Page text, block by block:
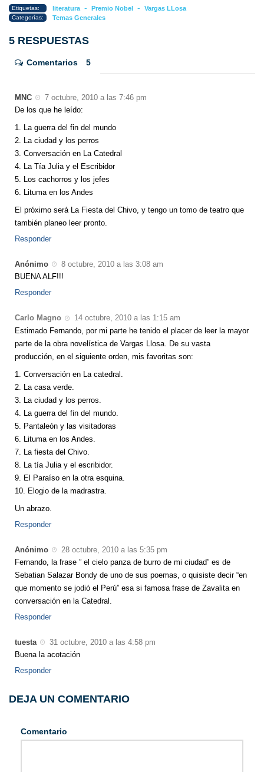
Etiquetas: literatura - Premio Nobel - Vargas LLosa
Categorías: Temas Generales
5 RESPUESTAS
Comentarios 5
MNC
7 octubre, 2010 a las 7:46 pm
De los que he leído:
1. La guerra del fin del mundo
2. La ciudad y los perros
3. Conversación en La Catedral
4. La Tía Julia y el Escribidor
5. Los cachorros y los jefes
6. Lituma en los Andes
El próximo será La Fiesta del Chivo, y tengo un tomo de teatro que
también planeo leer pronto.
Responder
Anónimo
8 octubre, 2010 a las 3:08 am
BUENA ALF!!!
Responder
Carlo Magno
14 octubre, 2010 a las 1:15 am
Estimado Fernando, por mi parte he tenido el placer de leer la mayor
parte de la obra novelística de Vargas Llosa. De su vasta
producción, en el siguiente orden, mis favoritas son:
1. Conversación en La catedral.
2. La casa verde.
3. La ciudad y los perros.
4. La guerra del fin del mundo.
5. Pantaleón y las visitadoras
6. Lituma en los Andes.
7. La fiesta del Chivo.
8. La tía Julia y el escribidor.
9. El Paraíso en la otra esquina.
10. Elogio de la madrastra.
Un abrazo.
Responder
Anónimo
28 octubre, 2010 a las 5:35 pm
Fernando, la frase ” el cielo panza de burro de mi ciudad” es de
Sebatian Salazar Bondy de uno de sus poemas, o quisiste decir “en
que momento se jodió el Perú” esa si famosa frase de Zavalita en
conversación en la Catedral.
Responder
tuesta
31 octubre, 2010 a las 4:58 pm
Buena la acotación
Responder
DEJA UN COMENTARIO
Comentario